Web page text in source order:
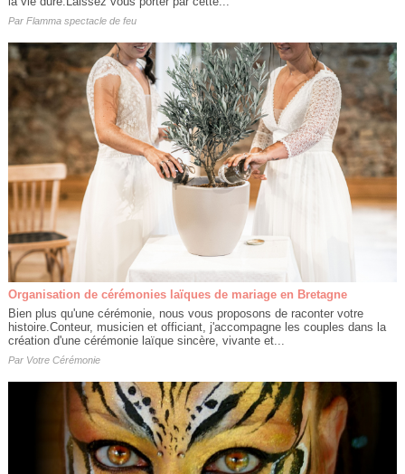
Par Flamma spectacle de feu
Organisation de cérémonies laïques de mariage en Bretagne
Bien plus qu'une cérémonie, nous vous proposons de raconter votre
histoire.Conteur, musicien et officiant, j'accompagne les couples dans la
création d'une cérémonie laïque sincère, vivante et...
Par Votre Cérémonie